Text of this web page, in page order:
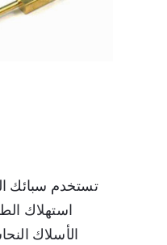
تستخدم سبائك
استهلاك
الأسلاك